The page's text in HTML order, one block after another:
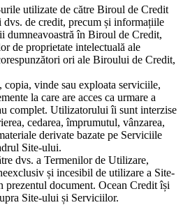
utilizate de către Biroul de Credit
de credit, precum și informațiile
dumneavoastră în Biroul de Credit,
de proprietate intelectuală ale
ori ale Biroului de Credit,
vinde sau exploata serviciile,
la care are acces ca urmare a
complet. Utilizatorului îi sunt interzise
cedarea, împrumutul, vânzarea,
derivate bazate pe Serviciile
Site-ului.
dvs. a Termenilor de Utilizare,
și incesibil de utilizare a Site-
document. Ocean Credit își
Site-ului și Serviciilor.